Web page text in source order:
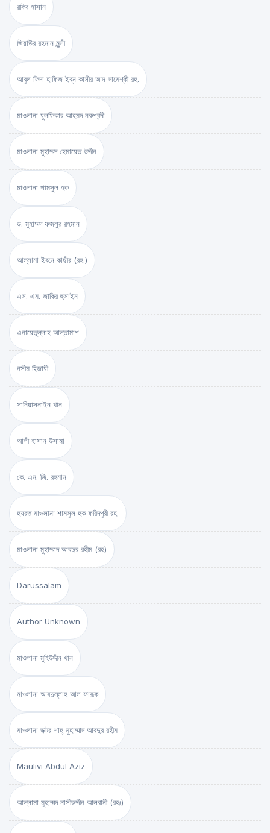
রকিব হাসান
জিয়াউর রহমান মুন্সী
আবুল ফিদা হাফিজ ইব্‌ন কাসীর আদ-দামেশ্‌কী রহ.
মাওলানা যুলফিকার আহমদ নকশবন্দী
মাওলানা মুহাম্মদ হেমায়েত উদ্দীন
মাওলানা শামসুল হক
ড. মুহাম্মদ ফজলুর রহমান
আল্লামা ইবনে কাছীর (রহ.)
এস. এম. জাকির হুসাইন
এনায়েতুল্লাহ আল্‌তামাশ
নসীম হিজাযী
সানিয়াসনাইন খান
আলী হাসান উসামা
কে. এম. জি. রহমান
হযরত মাওলানা শামসুল হক ফরিদপুরী রহ.
মাওলানা মুহাম্মাদ আবদুর রহীম (রহ)
Darussalam
Author Unknown
মাওলানা মুহিউদ্দীন খান
মাওলানা আবদুল্লাহ আল ফারূক
মাওলানা ডক্টর শাহ্‌ মুহাম্মাদ আবদুর রহীম
Maulivi Abdul Aziz
আল্লামা মুহাম্মদ নাসীরুদ্দীন আলবানী (রহঃ)